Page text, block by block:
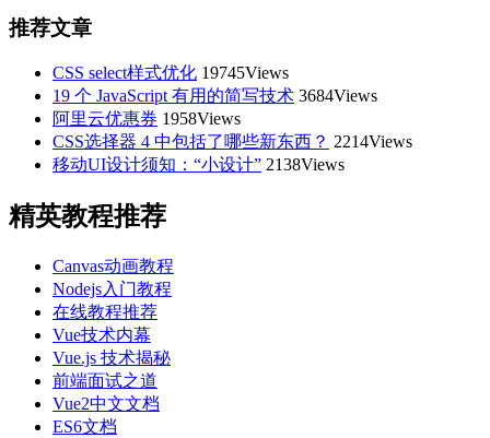
推荐文章
CSS select样式优化 19745Views
19 个 JavaScript 有用的简写技术 3684Views
阿里云优惠券 1958Views
CSS选择器 4 中包括了哪些新东西？ 2214Views
移动UI设计须知：“小设计” 2138Views
精英教程推荐
Canvas动画教程
Nodejs入门教程
在线教程推荐
Vue技术内幕
Vue.js 技术揭秘
前端面试之道
Vue2中文文档
ES6文档